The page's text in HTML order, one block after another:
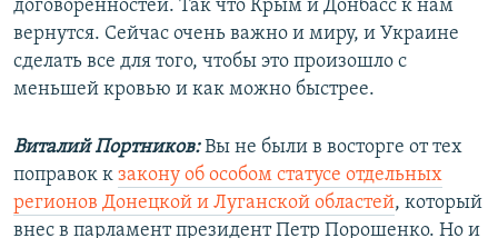
договоренностей. Так что Крым и Донбасс к нам
вернутся. Сейчас очень важно и миру, и Украине
сделать все для того, чтобы это произошло с
меньшей кровью и как можно быстрее.
Виталий Портников:Вы не были в восторге от тех
поправок к закону об особом статусе отдельных
регионов Донецкой и Луганской областей, который
внес в парламент президент Петр Порошенко. Но и